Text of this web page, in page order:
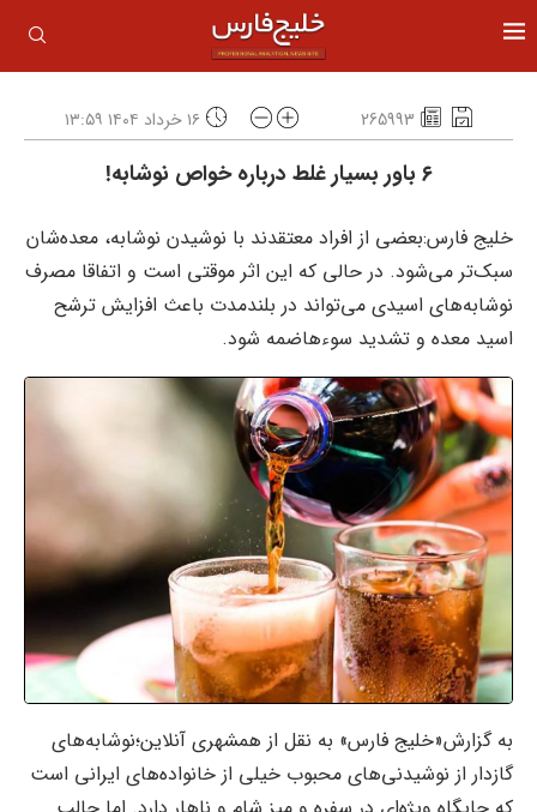
265993 ۱۶ خرداد ۱۴۰۴ ۱۳:۵۹
۶ باور بسیار غلط درباره خواص نوشابه!
خلیج فارس:​بعضی از افراد معتقدند با نوشیدن نوشابه، معده‌شان
سبک‌تر می‌شود. در حالی که این اثر موقتی است و اتفاقا مصرف
نوشابه‌های اسیدی می‌تواند در بلندمدت باعث افزایش ترشح
اسید معده و تشدید سوءهاضمه شود.
به گزارش«خلیج فارس» به نقل از همشهری آنلاین؛نوشابه‌های
گازدار از نوشیدنی‌های محبوب خیلی از خانواده‌های ایرانی است